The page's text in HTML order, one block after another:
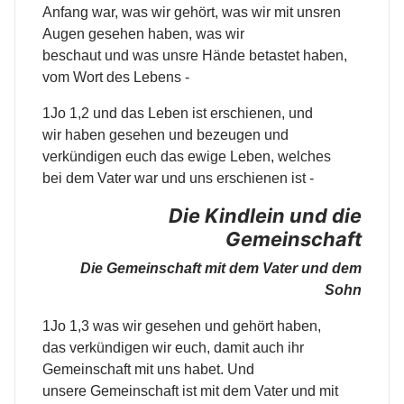
Anfang war, was wir gehört, was wir mit unsren
Augen gesehen haben, was wir
beschaut und was unsre Hände betastet haben,
vom Wort des Lebens -
1Jo 1,2 und das Leben ist erschienen, und
wir haben gesehen und bezeugen und
verkündigen euch das ewige Leben, welches
bei dem Vater war und uns erschienen ist -
Die Kindlein und die
Gemeinschaft
Die Gemeinschaft mit dem Vater und dem
Sohn
1Jo 1,3 was wir gesehen und gehört haben,
das verkündigen wir euch, damit auch ihr
Gemeinschaft mit uns habet. Und
unsere Gemeinschaft ist mit dem Vater und mit